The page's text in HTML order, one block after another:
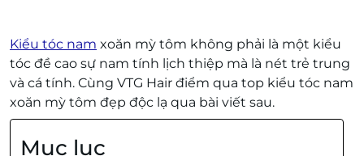
Kiểu tóc nam xoăn mỳ tôm không phải là một kiểu
tóc đề cao sự nam tính lịch thiệp mà là nét trẻ trung
và cá tính. Cùng VTG Hair điểm qua top kiểu tóc nam
xoăn mỳ tôm đẹp độc lạ qua bài viết sau.
Mục lục